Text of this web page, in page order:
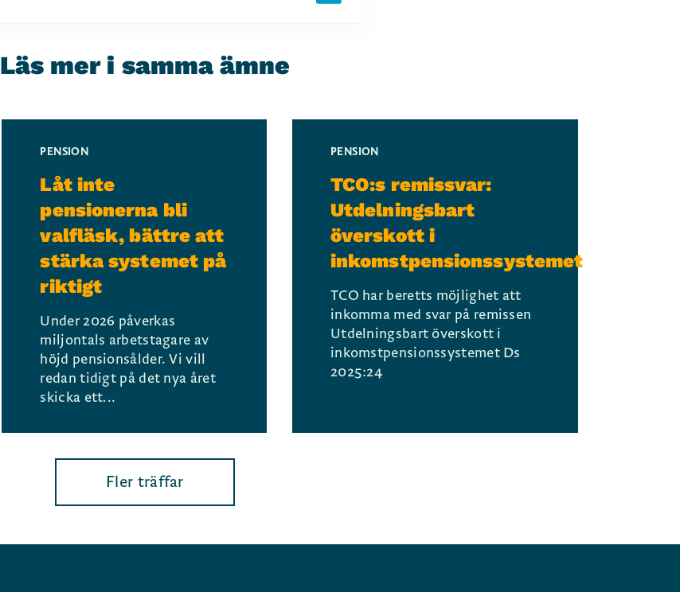
Läs mer i samma ämne
PENSION
Låt inte
pensionerna bli
valfläsk, bättre att
stärka systemet på
riktigt
Under 2026 påverkas
miljontals arbetstagare av
höjd pensionsålder. Vi vill
redan tidigt på det nya året
skicka ett...
PENSION
TCO:s remissvar:
Utdelningsbart
överskott i
inkomstpensionssystemet
TCO har beretts möjlighet att
inkomma med svar på remissen
Utdelningsbart överskott i
inkomstpensionssystemet Ds
2025:24
Fler träffar